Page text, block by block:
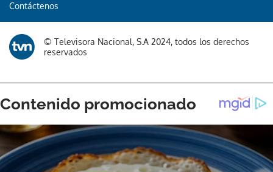
Contáctenos
© Televisora Nacional, S.A 2024, todos los derechos
reservados